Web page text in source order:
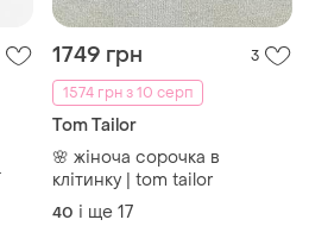
1749 грн
3
1574 грн з 10 серп
Tom Tailor
🌸 жіноча сорочка в
клітинку | tom tailor
40 і ще 17